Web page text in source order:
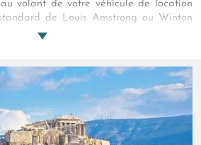
volant de votre véhicule de location
de Louis Amstrong ou Winton
de Louisiane. Vous êtes dans le